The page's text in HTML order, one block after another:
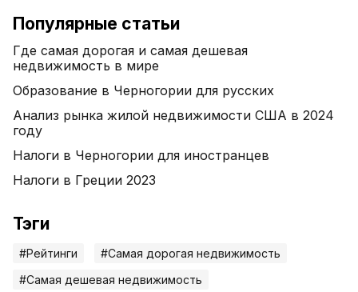
Популярные статьи
Где самая дорогая и самая дешевая
недвижимость в мире
Образование в Черногории для русских
Анализ рынка жилой недвижимости США в 2024
году
Налоги в Черногории для иностранцев
Налоги в Греции 2023
Тэги
#Рейтинги
#Самая дорогая недвижимость
#Самая дешевая недвижимость